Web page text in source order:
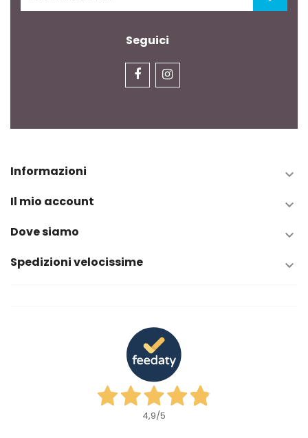
Seguici
Informazioni 
Il mio account 
Dove siamo 
Spedizioni velocissime 
4,9/5